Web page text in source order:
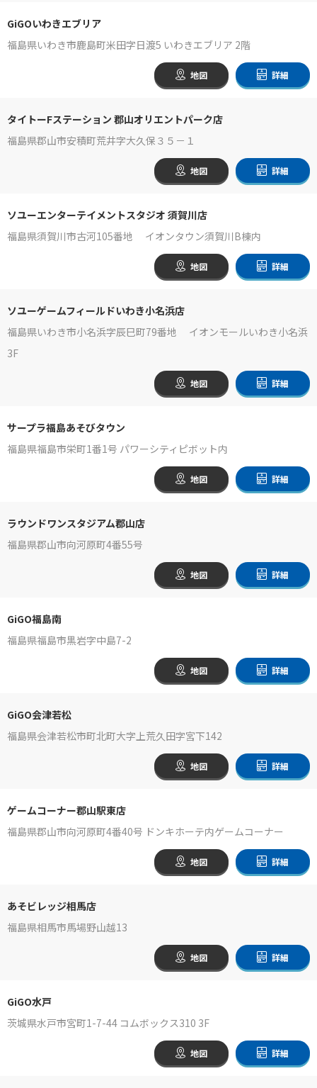
GiGOいわきエブリア
福島県いわき市鹿島町米田字日渡5 いわきエブリア 2階
地図 詳細
タイトーFステーション 郡山オリエントパーク店
福島県郡山市安積町荒井字大久保３５－１
地図 詳細
ソユーエンターテイメントスタジオ 須賀川店
福島県須賀川市古河105番地 イオンタウン須賀川B棟内
地図 詳細
ソユーゲームフィールドいわき小名浜店
福島県いわき市小名浜字辰巳町79番地 イオンモールいわき小名浜
3F
地図 詳細
サープラ福島あそびタウン
福島県福島市栄町1番1号 パワーシティピボット内
地図 詳細
ラウンドワンスタジアム郡山店
福島県郡山市向河原町4番55号
地図 詳細
GiGO福島南
福島県福島市黒岩字中島7-2
地図 詳細
GiGO会津若松
福島県会津若松市町北町大字上荒久田字宮下142
地図 詳細
ゲームコーナー郡山駅東店
福島県郡山市向河原町4番40号 ドンキホーテ内ゲームコーナー
地図 詳細
あそビレッジ相馬店
福島県相馬市馬場野山越13
地図 詳細
GiGO水戸
茨城県水戸市宮町1-7-44 コムボックス310 3F
地図 詳細